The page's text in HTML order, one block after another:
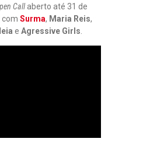
Callaberto até 31 de
com Surma, Maria Reis,
e Agressive Girls.